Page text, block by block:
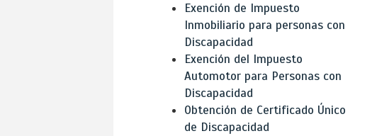
Exención de Impuesto
Inmobiliario para personas con
Discapacidad
Exención del Impuesto
Automotor para Personas con
Discapacidad
Obtención de Certificado Único
de Discapacidad